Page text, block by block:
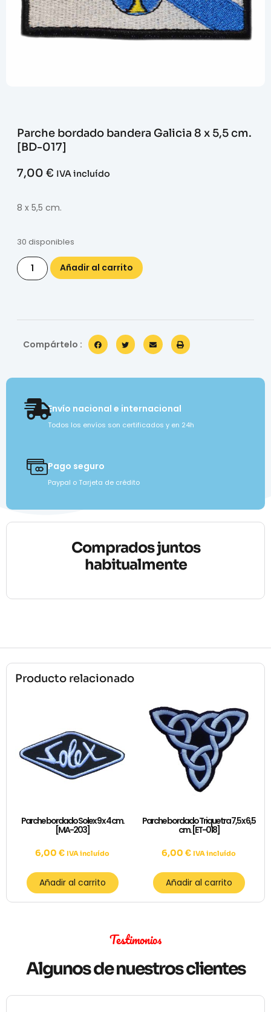
Parche bordado bandera Galicia 8 x 5,5 cm.
[BD-017]
7,00 € IVA incluído
8 x 5,5 cm.
30 disponibles
Añadir al carrito
Compártelo :
Envío nacional e internacional
Todos los envíos son certificados y en 24h
Pago seguro
Paypal o Tarjeta de crédito
Comprados juntos
habitualmente
Producto relacionado
Parche bordado Solex 9 x 4 cm.
[MA-203]
6,00 € IVA incluído
Añadir al carrito
Parche bordado Triquetra 7,5 x 6,5
cm. [ET-018]
6,00 € IVA incluído
Añadir al carrito
Testimonios
Algunos de nuestros clientes